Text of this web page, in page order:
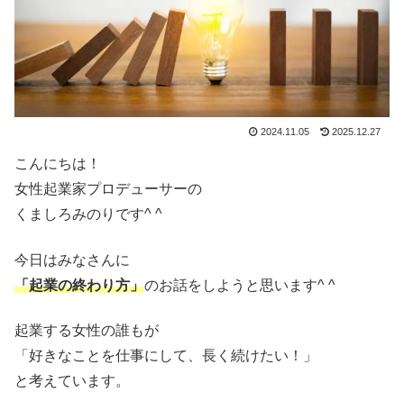
2024.11.05 2025.12.27
こんにちは！
女性起業家プロデューサーの
くましろみのりです^ ^
今日はみなさんに
「起業の終わり方」のお話をしようと思います^ ^
起業する女性の誰もが
「好きなことを仕事にして、長く続けたい！」
と考えています。